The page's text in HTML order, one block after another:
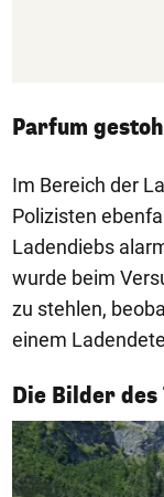
Parfum
Im Bereich der
Polizisten
Ladendiebs
wurde beim
zu stehlen,
einem
Die Bilder des
1/50